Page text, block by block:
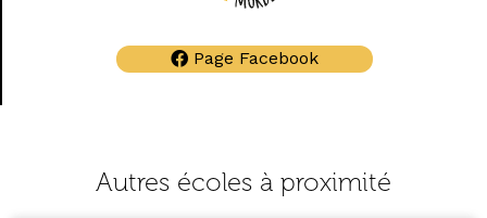
Page Facebook
Autres écoles à proximité